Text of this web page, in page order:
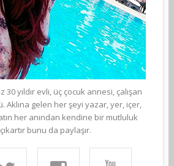
30 yıldır evli, üç çocuk annesi, çalışan
Aklına gelen her şeyi yazar, yer, içer,
her anından kendine bir mutluluk
bunu da paylaşır.